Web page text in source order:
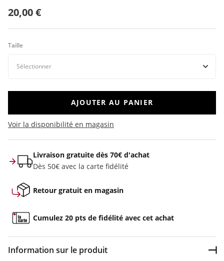
20,00 €
Taille
AJOUTER AU PANIER
Voir la disponibilité en magasin
Livraison gratuite dès 70€ d'achat
Dès 50€ avec la carte fidélité
Retour gratuit en magasin
Cumulez 20 pts de fidélité avec cet achat
Information sur le produit